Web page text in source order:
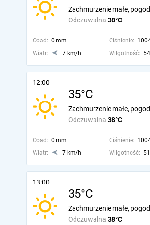
Odczuwalna 38°C
Zachmurzenie małe,
Opad: 0 mm Ciśnienie:
Wiatr:
7 km/h Wilgotność:
12:00
35°C
Odczuwalna 38°C
Zachmurzenie małe,
Opad: 0 mm Ciśnienie:
Wiatr:
7 km/h Wilgotność:
13:00
35°C
Odczuwalna 38°C
Zachmurzenie małe,